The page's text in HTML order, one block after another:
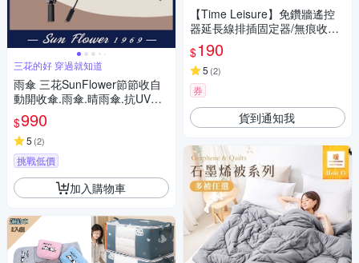
三花的好 穿過就知道
雨傘 三花SunFlower節節收自
動開收傘.雨傘.晴雨傘.抗UV防
曬_迷霧灰
$990
5 (2)
挑戰低價
加入購物車
【Time Leisure】免鑽牆遙控
器延長線排插固定器/無痕收納
座(4入)
$190
5 (2)
券
貨到通知我